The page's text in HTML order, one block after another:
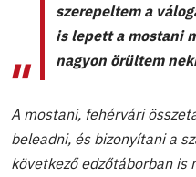
szerepeltem a
is lepett a mostani
nagyon örültem
A mostani, fehérvári
beleadni, és bizonyítani a
következő edzőtáborban is